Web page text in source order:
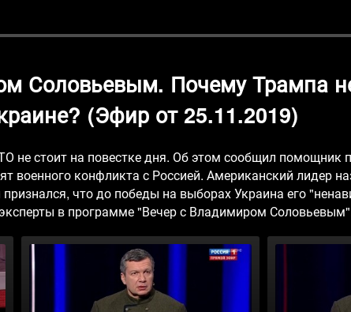
Соловьевым. Почему Трампа
(Эфир от 25.11.2019)
не стоит на повестке дня. Об этом сообщил
военного конфликта с Россией. Американский лидер
что до победы на выборах Украина его
в программе "Вечер с Владимиром